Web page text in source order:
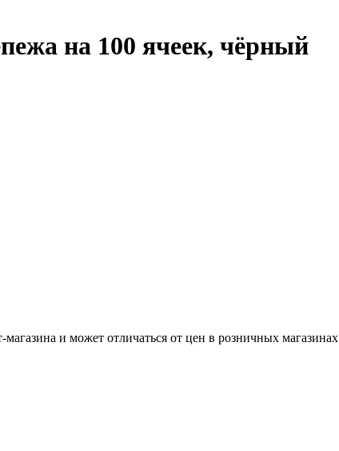
на 100 ячеек, чёрный
магазина и может отличаться от цен в розничных магазинах